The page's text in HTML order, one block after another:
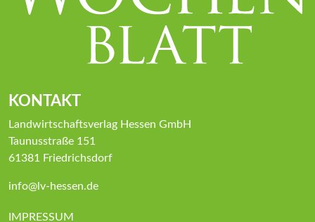
KONTAKT
Landwirtschaftsverlag Hessen GmbH
Taunusstraße 151
61381 Friedrichsdorf
info@lv-hessen.de
IMPRESSUM